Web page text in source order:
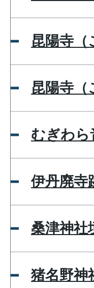
昆陽寺（
昆陽寺（
むぎわら
伊丹廃寺
桑津神社
猪名野神